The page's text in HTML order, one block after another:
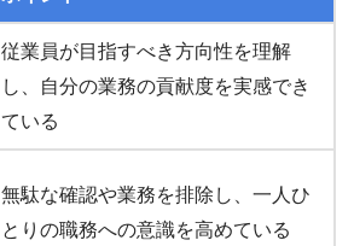
従業員が目指すべき方向性を理解
し、自分の業務の貢献度を実感でき
ている
無駄な確認や業務を排除し、一人ひ
とりの職務への意識を高めている